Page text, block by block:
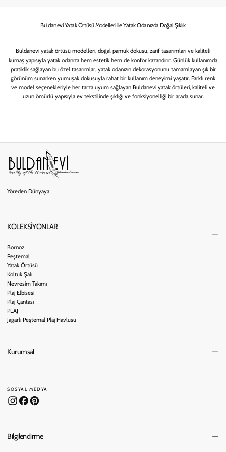
Buldanevi Yatak Örtüsü Modelleri ile Yatak Odanızda Doğal Şıklık
Buldanevi yatak örtüsü modelleri, doğal pamuk dokusu, zarif tasarımları ve kaliteli
kumaş yapısıyla yatak odanıza hem estetik hem de konfor kazandırır. Günlük kullanımda
pratiklik sağlayan bu özel tasarımlar, yatak odanızın dekorasyonunu tamamlayan şık bir
görünüm sunarken yumuşak dokusuyla rahat bir kullanım deneyimi yaşatır. Farklı renk
ve model seçenekleriyle her tarza uyum sağlayan Buldanevi yatak örtüleri, kaliteli ve
uzun ömürlü yapısıyla ev tekstilinde şıklığı ve fonksiyonelliği bir arada sunar.
Yöreden Dünyaya
KOLEKSİYONLAR
Bornoz
Peştemal
Yatak Örtüsü
Koltuk Şalı
Nevresim Takımı
Plaj Elbisesi
Plaj Çantası
PLAJ
Jagarlı Peştemal Plaj Havlusu
Kurumsal
SOSYAL MEDYA
Bilgilendirme